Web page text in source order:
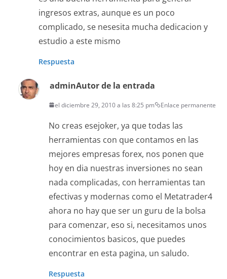
ingresos extras, aunque es un poco
complicado, se nesesita mucha dedicacion y
estudio a este mismo
Respuesta
adminAutor de la entrada
el diciembre 29, 2010 a las 8:25 pm Enlace permanente
No creas esejoker, ya que todas las
herramientas con que contamos en las
mejores empresas forex, nos ponen que
hoy en dia nuestras inversiones no sean
nada complicadas, con herramientas tan
efectivas y modernas como el Metatrader4
ahora no hay que ser un guru de la bolsa
para comenzar, eso si, necesitamos unos
conocimientos basicos, que puedes
encontrar en esta pagina, un saludo.
Respuesta